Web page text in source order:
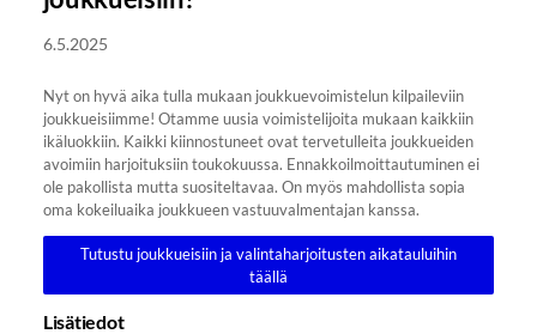
6.5.2025
Nyt on hyvä aika tulla mukaan joukkuevoimistelun kilpaileviin
joukkueisiimme! Otamme uusia voimistelijoita mukaan kaikkiin
ikäluokkiin. Kaikki kiinnostuneet ovat tervetulleita joukkueiden
avoimiin harjoituksiin toukokuussa. Ennakkoilmoittautuminen ei
ole pakollista mutta suositeltavaa. On myös mahdollista sopia
oma kokeiluaika joukkueen vastuuvalmentajan kanssa.
Tutustu joukkueisiin ja valintaharjoitusten aikatauluihin
täällä
Lisätiedot